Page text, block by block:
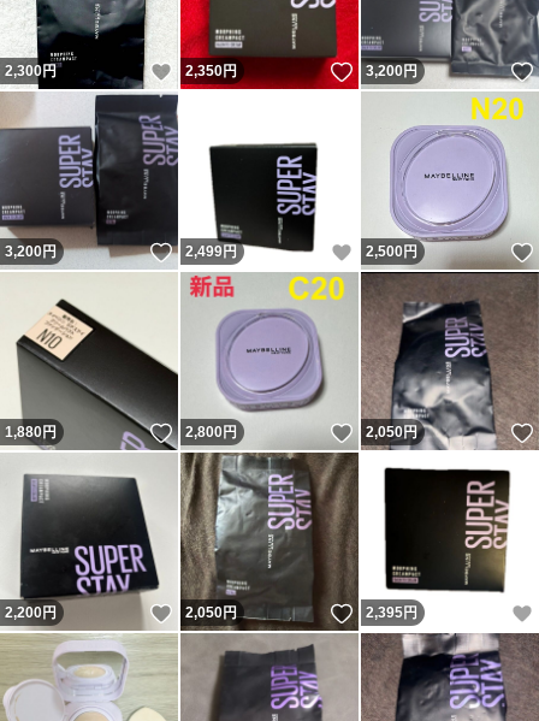
2,300円 いいね！
2,350円 いいね！
3,200円
3,200円 いいね！
2,499円 いいね！
2,500円
1,880円 いいね！
2,800円 いいね！
2,050円
2,200円 いいね！
2,050円 いいね！
2,395円